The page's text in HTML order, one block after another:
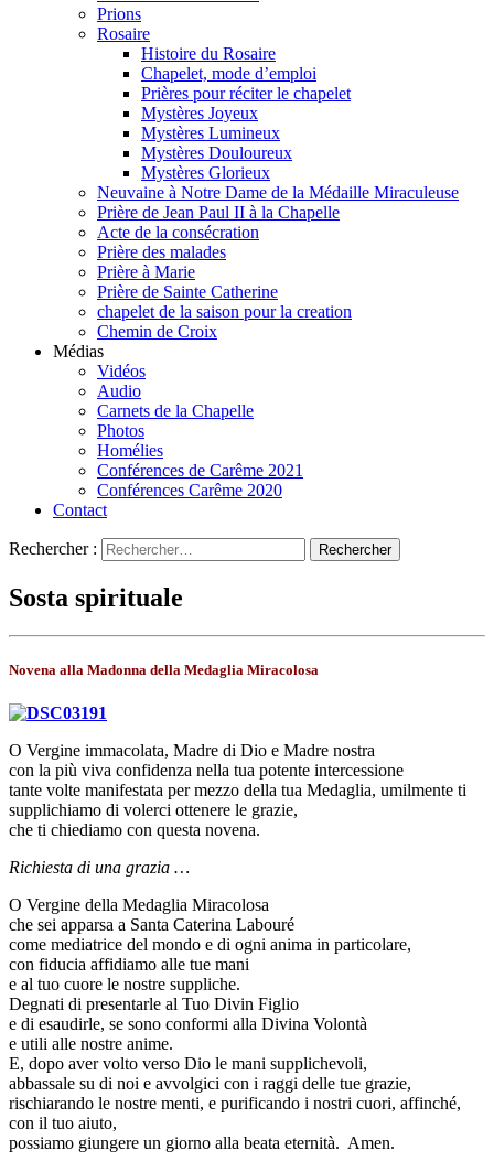
Prions
Rosaire
Histoire du Rosaire
Chapelet, mode d’emploi
Prières pour réciter le chapelet
Mystères Joyeux
Mystères Lumineux
Mystères Douloureux
Mystères Glorieux
Neuvaine à Notre Dame de la Médaille Miraculeuse
Prière de Jean Paul II à la Chapelle
Acte de la consécration
Prière des malades
Prière à Marie
Prière de Sainte Catherine
chapelet de la saison pour la creation
Chemin de Croix
Médias
Vidéos
Audio
Carnets de la Chapelle
Photos
Homélies
Conférences de Carême 2021
Conférences Carême 2020
Contact
Rechercher :
Sosta spirituale
Novena alla Madonna della Medaglia Miracolosa
O Vergine immacolata, Madre di Dio e Madre nostra
con la più viva confidenza nella tua potente intercessione
tante volte manifestata per mezzo della tua Medaglia, umilmente ti
supplichiamo di volerci ottenere le grazie,
che ti chiediamo con questa novena.
Richiesta di una grazia …
O Vergine della Medaglia Miracolosa
che sei apparsa a Santa Caterina Labouré
come mediatrice del mondo e di ogni anima in particolare,
con fiducia affidiamo alle tue mani
e al tuo cuore le nostre suppliche.
Degnati di presentarle al Tuo Divin Figlio
e di esaudirle, se sono conformi alla Divina Volontà
e utili alle nostre anime.
E, dopo aver volto verso Dio le mani supplichevoli,
abbassale su di noi e avvolgici con i raggi delle tue grazie,
rischiarando le nostre menti, e purificando i nostri cuori, affinché,
con il tuo aiuto,
possiamo giungere un giorno alla beata eternità. Amen.